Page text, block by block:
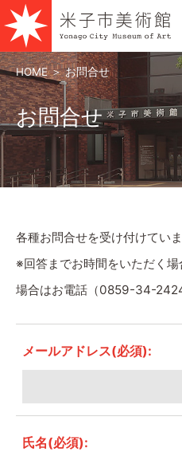
HOME＞お問合せ
お問合せ
各種お問合せを受け付けていま
※回答までお時間をいただく
場合はお電話（0859-34-2424
メールアドレス(必須):
氏名(必須):